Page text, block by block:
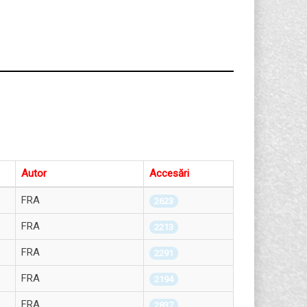
Autor Accesări
FRA 2623
FRA 2213
FRA 2291
FRA 2194
FRA